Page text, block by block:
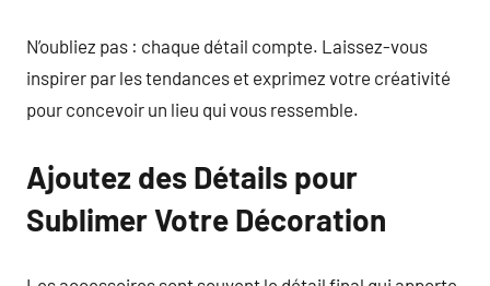
N’oubliez pas : chaque détail compte. Laissez-vous
inspirer par les tendances et exprimez votre créativité
pour concevoir un lieu qui vous ressemble.
Ajoutez des Détails pour
Sublimer Votre Décoration